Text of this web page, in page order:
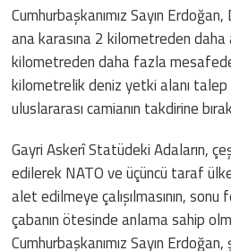
Cumhurbaşkanımız Sayın
ana karasına 2 kilometreden
kilometreden daha fazla
kilometrelik deniz yetki alanı talep
uluslararası camianın takdirine
Gayri Askerî Statüdeki Adaların,
edilerek NATO ve üçüncü taraf
alet edilmeye çalışılmasının,
çabanın ötesinde anlama sahip
Cumhurbaşkanımız Sayın